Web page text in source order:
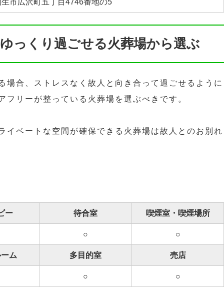
っくり過ごせる火葬場から選ぶ
場合、ストレスなく故人と向き合って過ごせるように
フリーが整っている火葬場を選ぶべきです。
イベートな空間が確保できる火葬場は故人とのお別れ
ー 待合室 喫煙室・喫煙場所
○ ○
ム 多目的室 売店
○ ○